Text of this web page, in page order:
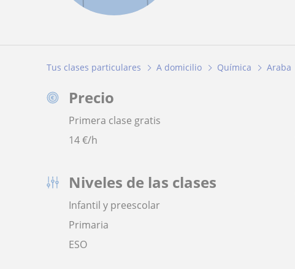
Tus clases particulares A domicilio Química Araba
Precio
Primera clase gratis
14€/h
Niveles de las clases
Infantil y preescolar
Primaria
ESO